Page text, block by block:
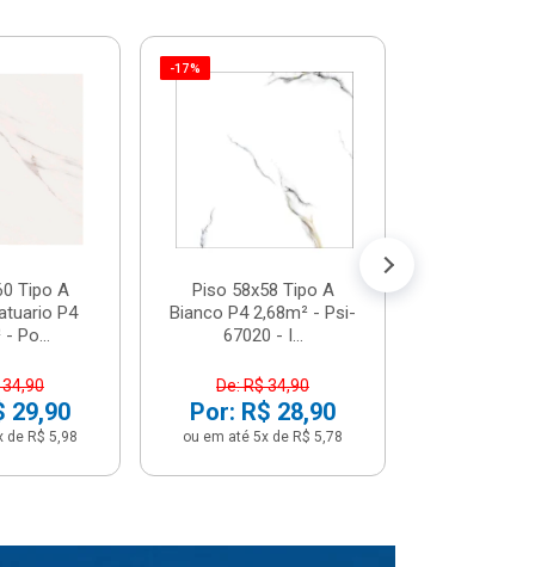
Tipo A
P4
- Po...
34,90
29,90
de R$ 5,98
-17%
Piso 58x58 Tipo A
Bianco P4 2,68m² - Psi-
67020 - I...
De: R$ 34,90
Por: R$ 28,90
ou em até 5x de R$ 5,78